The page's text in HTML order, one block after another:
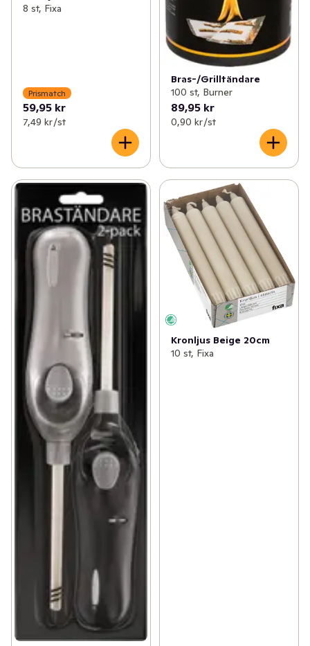
8 st, Fixa
Prismatch
59,95 kr
7,49 kr /st
Bras-/Grilltändare
100 st, Burner
89,95 kr
0,90 kr /st
Kronljus Beige 20cm
10 st, Fixa